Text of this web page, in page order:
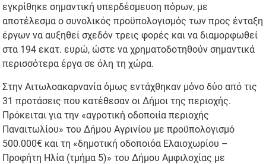
εγκρίθηκε σημαντική υπερδέσμευση πόρων, με
αποτέλεσμα ο συνολικός προϋπολογισμός των προς ένταξη
έργων να αυξηθεί σχεδόν τρεις φορές και να διαμορφωθεί
στα 194 εκατ. ευρώ, ώστε να χρηματοδοτηθούν σημαντικά
περισσότερα έργα σε όλη τη χώρα.
Στην Αιτωλοακαρνανία όμως εντάχθηκαν μόνο δύο από τις
31 προτάσεις που κατέθεσαν οι Δήμοι της περιοχής.
Πρόκειται για την «αγροτική οδοποιία περιοχής
Παναιτωλίου» του Δήμου Αγρινίου με προϋπολογισμό
500.000€ και τη «δημοτική οδοποιόα Ελαιοχωρίου –
Προφήτη Ηλία (τμήμα 5)» του Δήμου Αμφιλοχίας με